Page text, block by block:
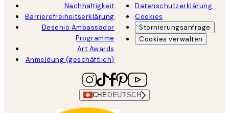
Nachhaltigkeit
Barrierefreiheitserklärung
Desenio Ambassador
Programme
Art Awards
Anmeldung (geschäftlich)
Datenschutzerklärung
Cookies
Stornierungsanfrage
Cookies verwalten
CHE DEUTSCH